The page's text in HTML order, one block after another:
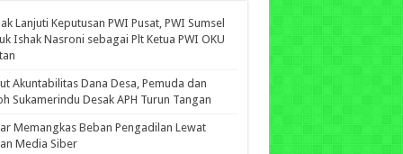
Lanjuti Keputusan PWI Pusat, PWI Sumsel
Ishak Nasroni sebagai Plt Ketua PWI OKU
Akuntabilitas Dana Desa, Pemuda dan
Sukamerindu Desak APH Turun Tangan
Memangkas Beban Pengadilan Lewat
Media Siber